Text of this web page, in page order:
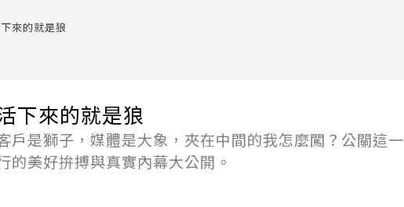
併與書櫃開通申請
來的就是狼
下來的就是狼
戶是獅子，媒體是大象，夾在中間的我怎麼闖？公關這一
的美好拚搏與真實內幕大公開。